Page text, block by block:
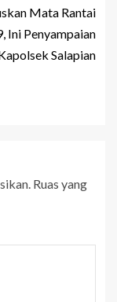
Mata Rantai
Ini Penyampaian
Salapian
Ruas yang